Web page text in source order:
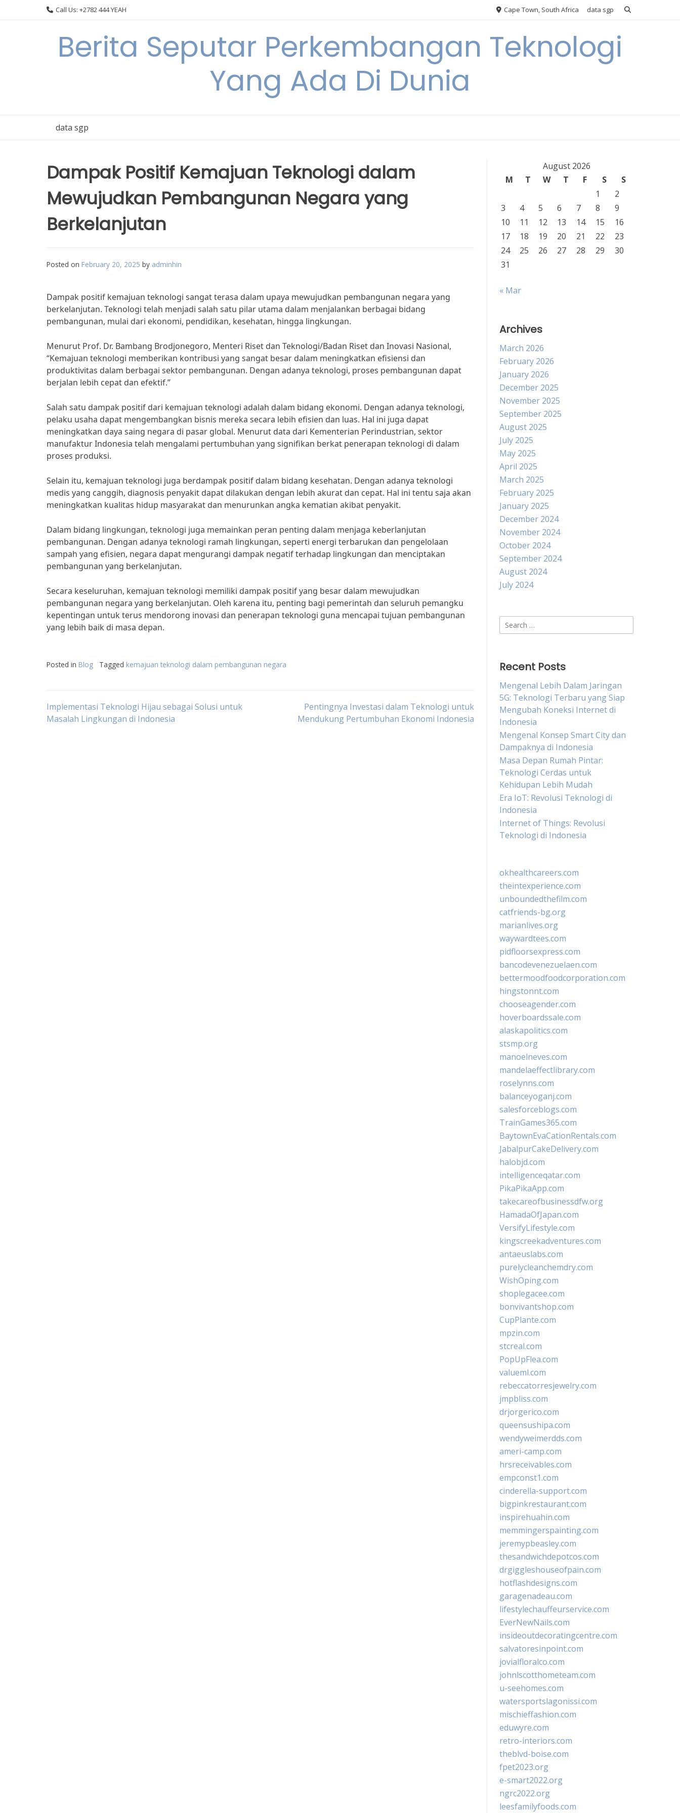
Call Us: +2782 444 YEAH Cape Town, South Africa data sgp
Berita Seputar Perkembangan Teknologi
Yang Ada Di Dunia
data sgp
Dampak Positif Kemajuan Teknologi dalam
Mewujudkan Pembangunan Negara yang
Berkelanjutan
Posted on February 20, 2025 by adminhin
Dampak positif kemajuan teknologi sangat terasa dalam upaya mewujudkan pembangunan negara yang
berkelanjutan. Teknologi telah menjadi salah satu pilar utama dalam menjalankan berbagai bidang
pembangunan, mulai dari ekonomi, pendidikan, kesehatan, hingga lingkungan.
Menurut Prof. Dr. Bambang Brodjonegoro, Menteri Riset dan Teknologi/Badan Riset dan Inovasi Nasional,
“Kemajuan teknologi memberikan kontribusi yang sangat besar dalam meningkatkan efisiensi dan
produktivitas dalam berbagai sektor pembangunan. Dengan adanya teknologi, proses pembangunan dapat
berjalan lebih cepat dan efektif.”
Salah satu dampak positif dari kemajuan teknologi adalah dalam bidang ekonomi. Dengan adanya teknologi,
pelaku usaha dapat mengembangkan bisnis mereka secara lebih efisien dan luas. Hal ini juga dapat
meningkatkan daya saing negara di pasar global. Menurut data dari Kementerian Perindustrian, sektor
manufaktur Indonesia telah mengalami pertumbuhan yang signifikan berkat penerapan teknologi di dalam
proses produksi.
Selain itu, kemajuan teknologi juga berdampak positif dalam bidang kesehatan. Dengan adanya teknologi
medis yang canggih, diagnosis penyakit dapat dilakukan dengan lebih akurat dan cepat. Hal ini tentu saja akan
meningkatkan kualitas hidup masyarakat dan menurunkan angka kematian akibat penyakit.
Dalam bidang lingkungan, teknologi juga memainkan peran penting dalam menjaga keberlanjutan
pembangunan. Dengan adanya teknologi ramah lingkungan, seperti energi terbarukan dan pengelolaan
sampah yang efisien, negara dapat mengurangi dampak negatif terhadap lingkungan dan menciptakan
pembangunan yang berkelanjutan.
Secara keseluruhan, kemajuan teknologi memiliki dampak positif yang besar dalam mewujudkan
pembangunan negara yang berkelanjutan. Oleh karena itu, penting bagi pemerintah dan seluruh pemangku
kepentingan untuk terus mendorong inovasi dan penerapan teknologi guna mencapai tujuan pembangunan
yang lebih baik di masa depan.
Posted in Blog Tagged kemajuan teknologi dalam pembangunan negara
Post
Implementasi Teknologi Hijau sebagai Solusi untuk
Masalah Lingkungan di Indonesia
Pentingnya Investasi dalam Teknologi untuk
Mendukung Pertumbuhan Ekonomi Indonesia
August 2026
M
T W T F S
S
1
2
3
4 5 6 7 8
9
10
11 12 13 14 15
16
17
18 19 20 21 22
23
24
25 26 27 28 29
30
31
« Mar
Archives
March 2026
February 2026
January 2026
December 2025
November 2025
September 2025
August 2025
July 2025
May 2025
April 2025
March 2025
February 2025
January 2025
December 2024
November 2024
October 2024
September 2024
August 2024
July 2024
Search
for:
Recent Posts
Mengenal Lebih Dalam Jaringan
5G: Teknologi Terbaru yang Siap
Mengubah Koneksi Internet di
Indonesia
Mengenal Konsep Smart City dan
Dampaknya di Indonesia
Masa Depan Rumah Pintar:
Teknologi Cerdas untuk
Kehidupan Lebih Mudah
Era IoT: Revolusi Teknologi di
Indonesia
Internet of Things: Revolusi
Teknologi di Indonesia
okhealthcareers.com
theintexperience.com
unboundedthefilm.com
catfriends-bg.org
marianlives.org
waywardtees.com
pidfloorsexpress.com
bancodevenezuelaen.com
bettermoodfoodcorporation.com
hingstonnt.com
chooseagender.com
hoverboardssale.com
alaskapolitics.com
stsmp.org
manoelneves.com
mandelaeffectlibrary.com
roselynns.com
balanceyoganj.com
salesforceblogs.com
TrainGames365.com
BaytownEvaCationRentals.com
JabalpurCakeDelivery.com
halobjd.com
intelligenceqatar.com
PikaPikaApp.com
takecareofbusinessdfw.org
HamadaOfJapan.com
VersifyLifestyle.com
kingscreekadventures.com
antaeuslabs.com
purelycleanchemdry.com
WishOping.com
shoplegacee.com
bonvivantshop.com
CupPlante.com
mpzin.com
stcreal.com
PopUpFlea.com
valueml.com
rebeccatorresjewelry.com
jmpbliss.com
drjorgerico.com
queensushipa.com
wendyweimerdds.com
ameri-camp.com
hrsreceivables.com
empconst1.com
cinderella-support.com
bigpinkrestaurant.com
inspirehuahin.com
memmingerspainting.com
jeremypbeasley.com
thesandwichdepotcos.com
drgiggleshouseofpain.com
hotflashdesigns.com
garagenadeau.com
lifestylechauffeurservice.com
EverNewNails.com
insideoutdecoratingcentre.com
salvatoresinpoint.com
jovialfloralco.com
johnlscotthometeam.com
u-seehomes.com
watersportslagonissi.com
mischieffashion.com
eduwyre.com
retro-interiors.com
theblvd-boise.com
fpet2023.org
e-smart2022.org
ngrc2022.org
leesfamilyfoods.com